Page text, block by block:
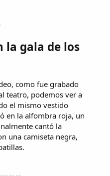
la gala de los
como fue grabado
teatro, podemos ver a
el mismo vestido
en la alfombra roja, un
cantó la
una camiseta negra,